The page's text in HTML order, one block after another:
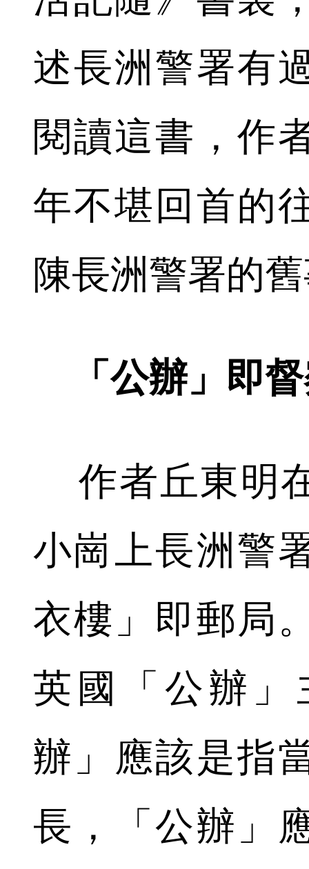
述長洲警署有
閱讀這書，作
年不堪回首的
陳長洲警署的
「公辦」即
作者丘東明
小崗上長洲警
衣樓」即郵局
英國「公辦
辦」應該是指
長，「公辦」